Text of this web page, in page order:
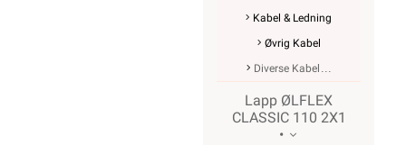
Kabel & Ledning
Øvrig Kabel
Diverse Kabel
Lapp ØLFLEX
CLASSIC 110 2X1
•